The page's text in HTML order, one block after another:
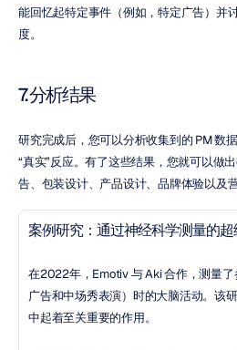
能回忆起特定事件（例如，特定广告）并
度。
7. 分析结果
研究完成后，您可以分析收集到的 PM 数
“真实”反应。有了这些结果，您就可以做
告、包装设计、产品设计、品牌体验以及营
案例研究：通过神经科学测量的
在2022年，Emotiv 与 Aki 合作，测量
广告和中场秀表演）时的大脑活动。该
中起着至关重要的作用。